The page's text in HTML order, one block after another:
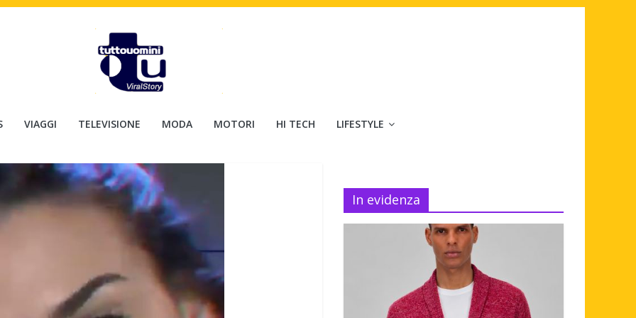
VIAGGI TELEVISIONE MODA MOTORI HI TECH LIFESTYLE
In evidenza